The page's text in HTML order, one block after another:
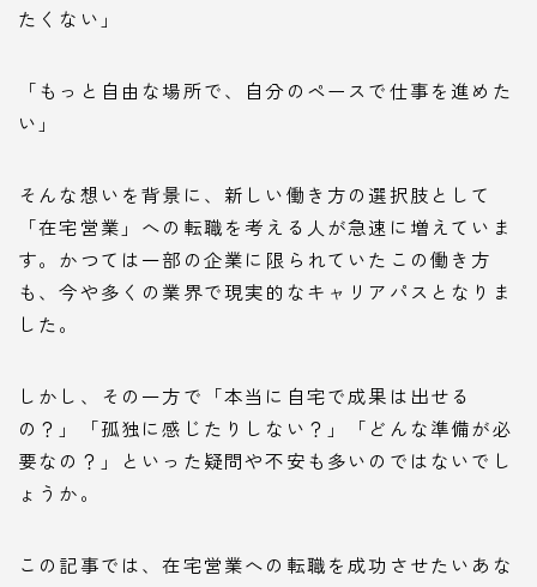
たくない」
「もっと自由な場所で、自分のペースで仕事を進めた
い」
そんな想いを背景に、新しい働き方の選択肢として
「在宅営業」への転職を考える人が急速に増えていま
す。かつては一部の企業に限られていたこの働き方
も、今や多くの業界で現実的なキャリアパスとなりま
した。
しかし、その一方で「本当に自宅で成果は出せる
の？」「孤独に感じたりしない？」「どんな準備が必
要なの？」といった疑問や不安も多いのではないでし
ょうか。
この記事では、在宅営業への転職を成功させたいあな